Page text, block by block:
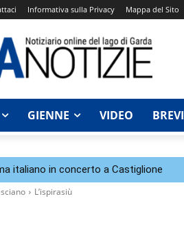
Informativa sulla Privacy Mappa del Sito
GIENNE VIDEO BREVI
italiano in concerto a Castiglione
L’ispirasiù